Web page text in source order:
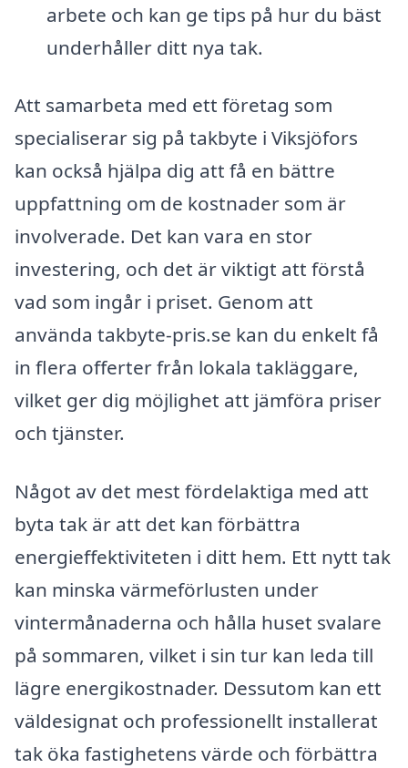
arbete och kan ge tips på hur du bäst
underhåller ditt nya tak.
Att samarbeta med ett företag som
specialiserar sig på takbyte i Viksjöfors
kan också hjälpa dig att få en bättre
uppfattning om de kostnader som är
involverade. Det kan vara en stor
investering, och det är viktigt att förstå
vad som ingår i priset. Genom att
använda takbyte-pris.se kan du enkelt få
in flera offerter från lokala takläggare,
vilket ger dig möjlighet att jämföra priser
och tjänster.
Något av det mest fördelaktiga med att
byta tak är att det kan förbättra
energieffektiviteten i ditt hem. Ett nytt tak
kan minska värmeförlusten under
vintermånaderna och hålla huset svalare
på sommaren, vilket i sin tur kan leda till
lägre energikostnader. Dessutom kan ett
väldesignat och professionellt installerat
tak öka fastighetens värde och förbättra